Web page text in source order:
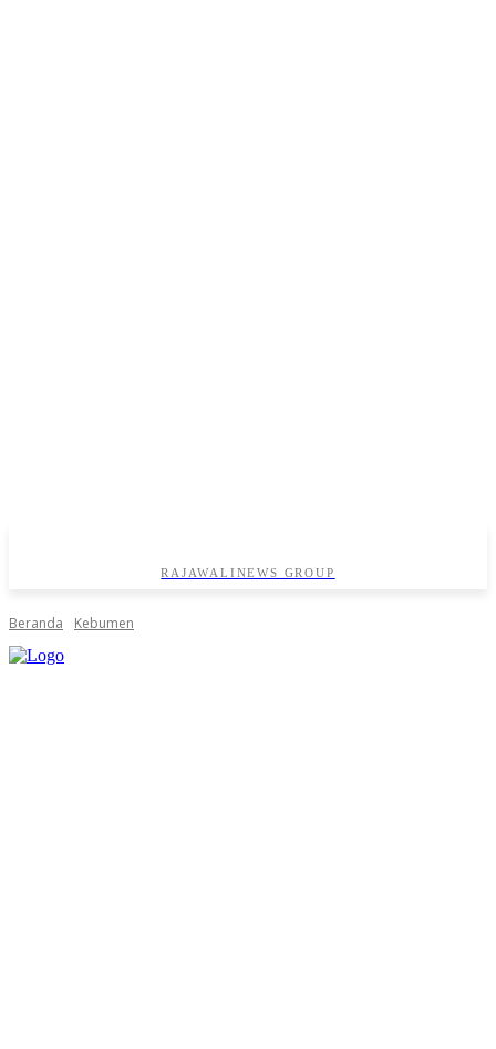
RAJAWALINEWS GROUP
Beranda Kebumen